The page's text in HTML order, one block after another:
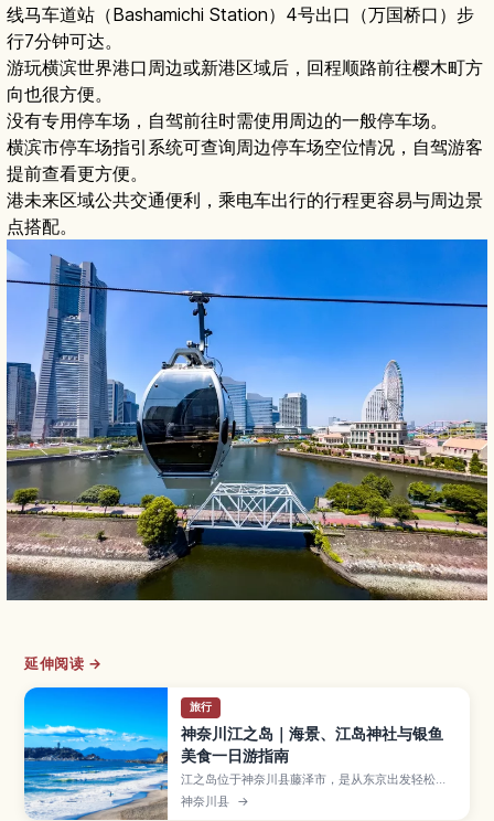
线马车道站（Bashamichi Station）4号出口（万国桥口）步
行7分钟可达。
游玩横滨世界港口周边或新港区域后，回程顺路前往樱木町方
向也很方便。
没有专用停车场，自驾前往时需使用周边的一般停车场。
横滨市停车场指引系统可查询周边停车场空位情况，自驾游客
提前查看更方便。
港未来区域公共交通便利，乘电车出行的行程更容易与周边景
点搭配。
延伸阅读 →
旅行
神奈川江之岛｜海景、江岛神社与银鱼
美食一日游指南
江之岛位于神奈川县藤泽市，是从东京出发轻松抵
达的人气海岛景点。文章将介绍江岛神社、展望灯
塔“Sea Candle”、岩屋洞窟与湘南沙滩等必游景
神奈川县 →